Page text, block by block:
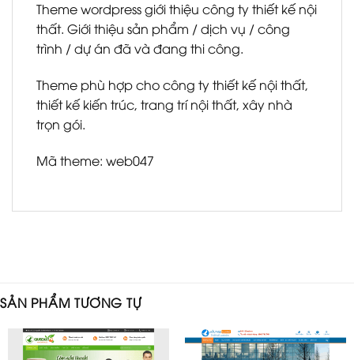
Theme wordpress giới thiệu công ty thiết kế nội
thất. Giới thiệu sản phẩm / dịch vụ / công
trình / dự án đã và đang thi công.
Theme phù hợp cho công ty thiết kế nội thất,
thiết kế kiến trúc, trang trí nội thất, xây nhà
trọn gói.
Mã theme: web047
SẢN PHẨM TƯƠNG TỰ